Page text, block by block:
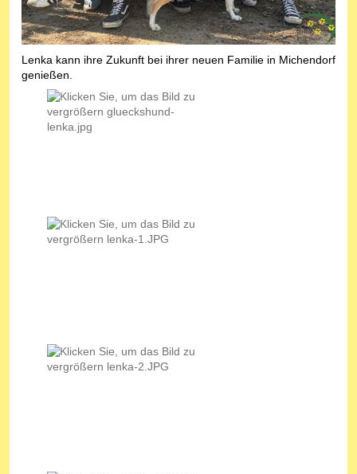
Lenka kann ihre Zukunft bei ihrer neuen Familie in Michendorf
genießen.